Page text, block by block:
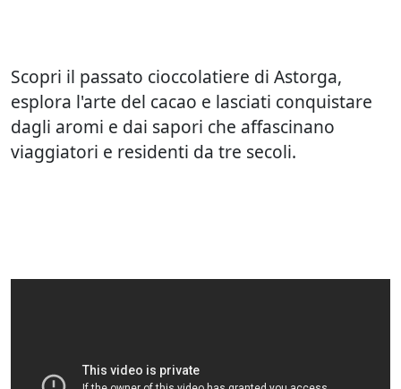
Scopri il passato cioccolatiere di Astorga,
esplora l'arte del cacao e lasciati conquistare
dagli aromi e dai sapori che affascinano
viaggiatori e residenti da tre secoli.